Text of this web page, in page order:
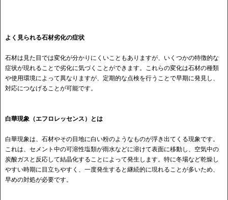
よく見られる石材劣化の症状
石材は見た目では変化が分かりにくいこともありますが、いくつかの特徴的な
症状が現れることで劣化に気づくことができます。これらの変化は石材の種類
や使用環境によって異なりますが、定期的な点検を行うことで早期に発見し、
対応につなげることが可能です。
白華現象（エフロレッセンス）とは
白華現象は、石材やその目地に白い粉のようなものが浮き出てくる現象です。
これは、セメント中の可溶性塩類が雨水などに溶けて表面に移動し、空気中の
炭酸ガスと反応して結晶化することによって発生します。特に冬場など乾燥し
やすい時期に目立ちやすく、一度発生すると継続的に現れることが多いため、
早めの対処が必要です。